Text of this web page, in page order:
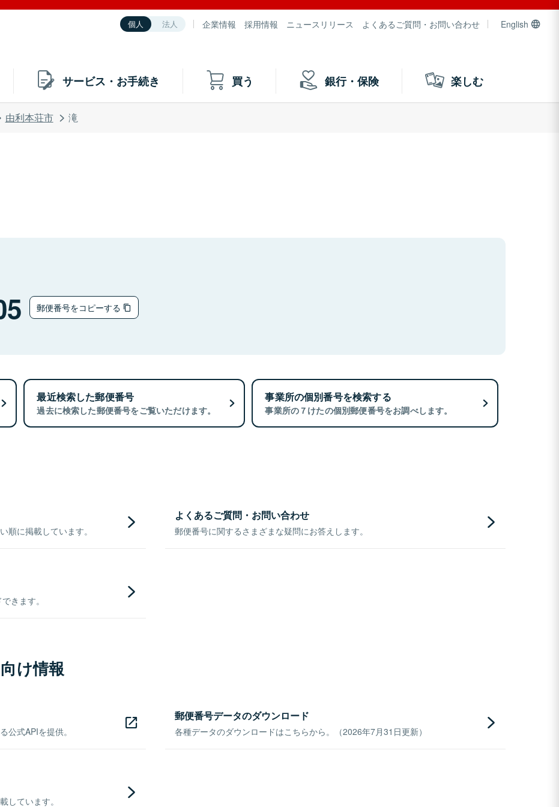
個人 法人 企業情報 採用情報 ニュースリリース よくあるご質問・お問い合わせ English
サービス・お手続き 買う 銀行・保険 楽しむ
由利本荘市 滝
郵便番号をコピーする
最近検索した郵便番号
過去に検索した郵便番号をご覧いただけます。
事業所の個別番号を検索する
事業所の７けたの個別郵便番号をお調べします。
順に掲載しています。
よくあるご質問・お問い合わせ
郵便番号に関するさまざまな疑問にお答えします。
きます。
け情報
公式APIを提供。
郵便番号データのダウンロード
各種データのダウンロードはこちらから。（2026年7月31日更新）
しています。